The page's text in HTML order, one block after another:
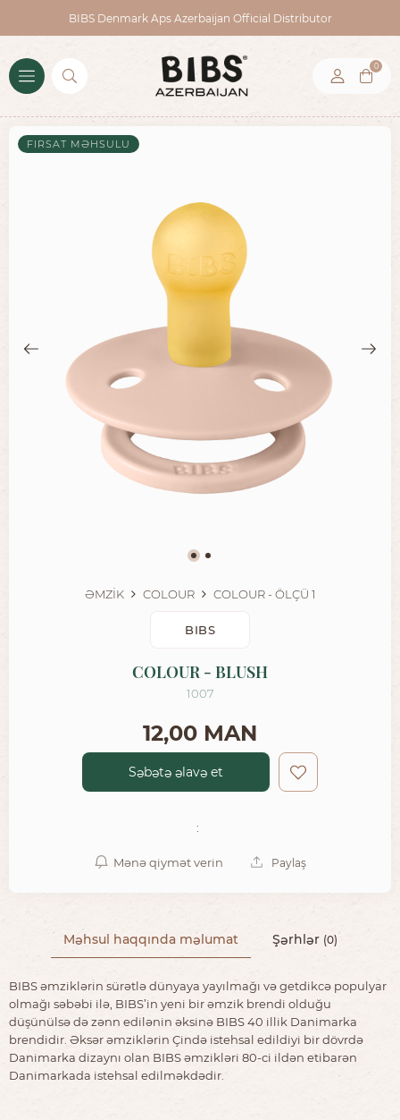
BIBS Denmark Aps Azerbaijan Official Distributor
0
FIRSAT MƏHSULU
ƏMZİK COLOUR COLOUR - ÖLÇÜ 1
BIBS
COLOUR - BLUSH
1007
12,00 MAN
Səbətə əlavə et
:
Mənə qiymət verin Paylaş
Məhsul haqqında məlumat Şərhlər (0)
BIBS əmziklərin sürətlə dünyaya yayılmağı və getdikcə populyar
olmağı səbəbi ilə, BIBS’in yeni bir əmzik brendi olduğu
düşünülsə də zənn edilənin əksinə BIBS 40 illik Danimarka
brendidir. Əksər əmziklərin Çində istehsal edildiyi bir dövrdə
Danimarka dizaynı olan BIBS əmzikləri 80-ci ildən etibarən
Danimarkada istehsal edilməkdədir.